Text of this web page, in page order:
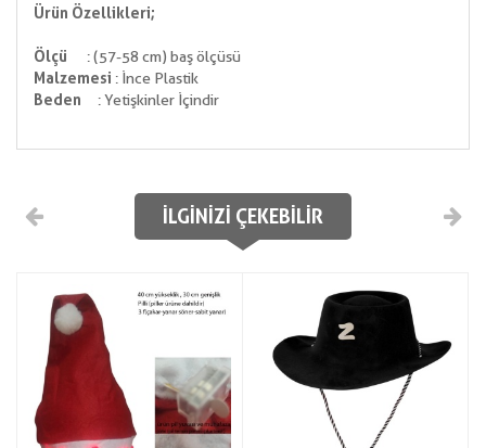
Ürün Özellikleri;
Ölçü
: (57-58 cm) baş ölçüsü
Malzemesi : İnce Plastik
Beden : Yetişkinler İçindir
İLGINIZI ÇEKEBILIR